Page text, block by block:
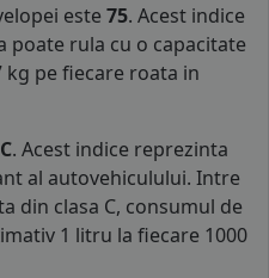
este 75. Acest indice
poate rula cu o capacitate
kg pe fiecare roata in
C. Acest indice reprezinta
al autovehiculului. Intre
din clasa C, consumul de
1 litru la fiecare 1000